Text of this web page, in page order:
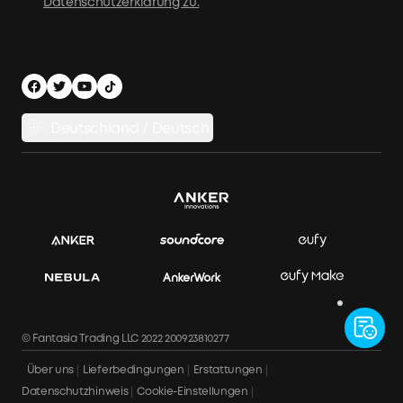
Energiespeichersystem
Balkonkraftwerk-Auswahlhilfe
Finanzierungsplan
Versandbedingungen
Datenschutzhinweis
Impressum
Datensicherheit & Datenschutz
Datenschutzerklärung zu.
© Fantasia Trading LLC 2022 200923810277
Über uns Lieferbedingungen Erstattungen
Datenschutzhinweis Cookie-Einstellungen